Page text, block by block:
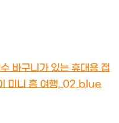
바구니가 있는 휴대용 접
미니 홈 여행, 02 blue